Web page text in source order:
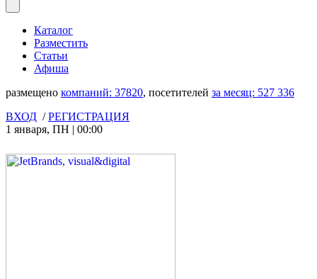
Каталог
Разместить
Статьи
Афиша
размещено компаний: 37820, посетителей за месяц: 527 336
ВХОД /РЕГИСТРАЦИЯ
1 января, ПН | 00:00